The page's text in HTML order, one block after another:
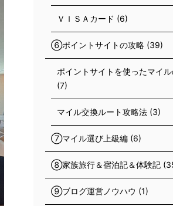
ＶＩＳＡカード (6)
⑥ポイントサイトの攻略 (39)
ポイントサイトを使ったマイ
(7)
マイル交換ルート攻略法 (3)
⑦マイル選び上級編 (6)
⑧家族旅行＆宿泊記＆体験記
⑨ブログ運営ノウハウ (1)